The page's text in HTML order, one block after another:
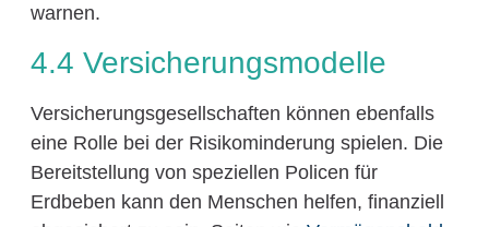
warnen.
4.4 Versicherungsmodelle
Versicherungsgesellschaften können ebenfalls
eine Rolle bei der Risikominderung spielen. Die
Bereitstellung von speziellen Policen für
Erdbeben kann den Menschen helfen, finanziell